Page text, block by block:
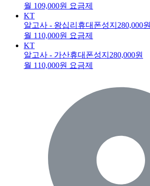
월 109,000원 요금제
KT
알고사 - 왕십리휴대폰성지 280,000원
월 110,000원 요금제
KT
알고사 - 가산휴대폰성지 280,000원
월 110,000원 요금제